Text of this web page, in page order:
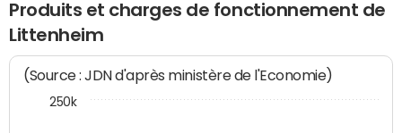
Produits et charges de fonctionnement de
Littenheim
(Source : JDN d'après ministère de l'Economie)
250k